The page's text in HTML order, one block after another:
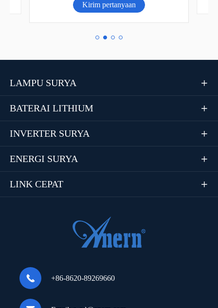
Kirim pertanyaan
LAMPU SURYA 
BATERAI LITHIUM 
INVERTER SURYA 
ENERGI SURYA 
LINK CEPAT 
 +86-8620-89269660